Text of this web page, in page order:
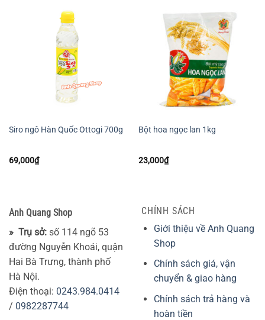
Siro ngô Hàn Quốc Ottogi 700g
69,000₫
Bột hoa ngọc lan 1kg
23,000₫
Anh Quang Shop
» Trụ sở: số 114 ngõ 53
đường Nguyễn Khoái, quận
Hai Bà Trưng, thành phố
Hà Nội.
Điện thoại: 0243.984.0414
/ 0982287744
CHÍNH SÁCH
Giới thiệu về Anh Quang
Shop
Chính sách giá, vận
chuyển & giao hàng
Chính sách trả hàng và
hoàn tiền